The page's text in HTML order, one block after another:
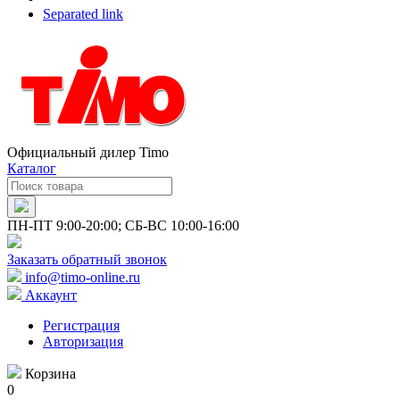
Separated link
Официальный дилер Timo
Каталог
ПН-ПТ 9:00-20:00; СБ-ВС 10:00-16:00
Заказать обратный звонок
info@timo-online.ru
Аккаунт
Регистрация
Авторизация
Корзина
0